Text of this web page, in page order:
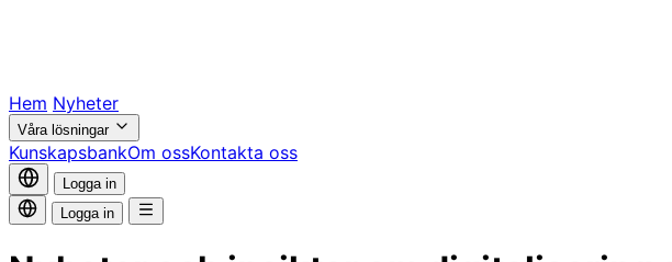
Hem Nyheter
Våra lösningar
KunskapsbankOm ossKontakta oss
Logga in
Logga in